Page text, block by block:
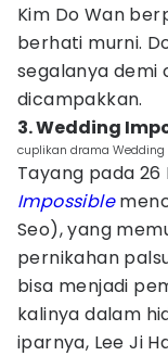
Kim Do Wan
berhati murni.
segalanya demi
dicampakkan.
3. Wedding
cuplikan drama
Tayang pada 26
Impossible
Seo), yang
pernikahan
bisa menjadi
kalinya dalam
iparnya, Lee Ji